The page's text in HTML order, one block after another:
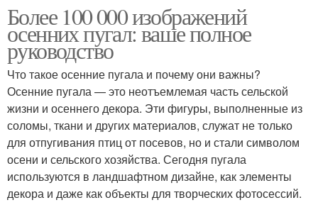
Более 100 000 изображений
осенних пугал: ваше полное
руководство
Что такое осенние пугала и почему они важны?
Осенние пугала — это неотъемлемая часть сельской
жизни и осеннего декора. Эти фигуры, выполненные из
соломы, ткани и других материалов, служат не только
для отпугивания птиц от посевов, но и стали символом
осени и сельского хозяйства. Сегодня пугала
используются в ландшафтном дизайне, как элементы
декора и даже как объекты для творческих фотосессий.